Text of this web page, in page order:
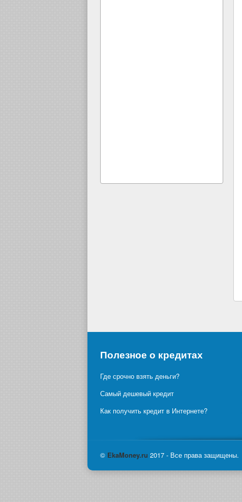
Полезное о кредитах
Где срочно взять деньги?
Самый дешевый кредит
Как получить кредит в Интернете?
© EkaMoney.ru 2017 - Все права защищены.